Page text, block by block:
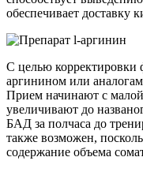
обеспечивает доставку
С целью корректировки
аргинином или
Прием начинают с
увеличивают до
БАД за полчаса до
также возможен,
содержание объема